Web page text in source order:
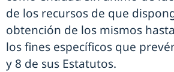
de los recursos de que
obtención de los mismos
los fines específicos que
y 8 de sus Estatutos.